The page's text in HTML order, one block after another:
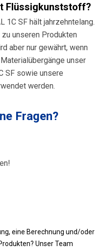
Flüssigkunststoff?
1C SF hält jahrzehntelang.
unseren Produkten
aber nur gewährt, wenn
unser
SF sowie unsere
werden.
Fragen?
eine Berechnung und/oder
Unser Team